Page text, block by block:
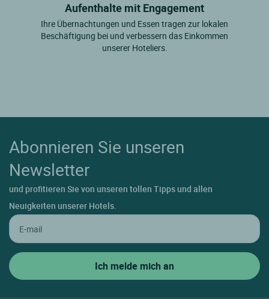
Aufenthalte mit Engagement
Ihre Übernachtungen und Essen tragen zur lokalen
Beschäftigung bei und verbessern das Einkommen
unserer Hoteliers.
Abonnieren Sie unseren
Newsletter
und profitieren Sie von unseren tollen Tipps und allen
Neuigkeiten unserer Hotels.